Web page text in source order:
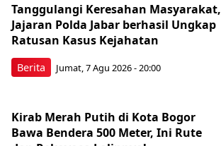
Berita
Tanggulangi Keresahan Masyarakat,
Jajaran Polda Jabar berhasil Ungkap
Ratusan Kasus Kejahatan
Jumat, 7 Agu 2026 - 20:00
Kirab Merah Putih di Kota Bogor
Bawa Bendera 500 Meter, Ini Rute